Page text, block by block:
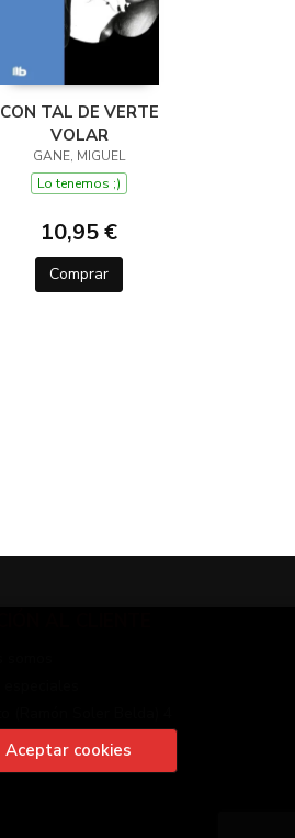
CON TAL DE VERTE
VOLAR
GANE, MIGUEL
Lo tenemos ;)
10,95 €
Comprar
Aceptar cookies